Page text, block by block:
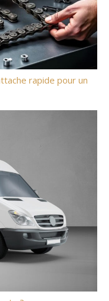
rapide pour un